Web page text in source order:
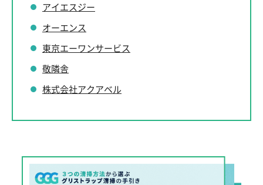
アイエスジー
オーエンス
東京エーワンサービス
敬隣舎
株式会社アクアベル